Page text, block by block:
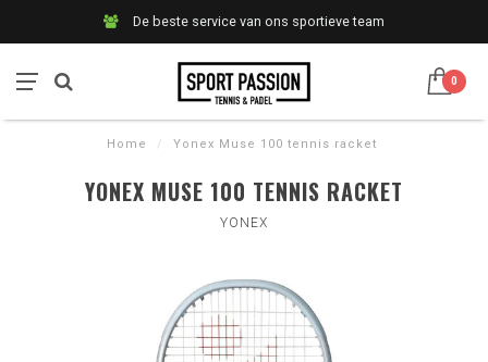
De beste service van ons sportieve team
0
Home / Yonex Muse 100 tennis racket
YONEX MUSE 100 TENNIS RACKET
YONEX